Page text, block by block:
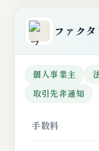
ファク
個人事業主
取引先非通知
手数料